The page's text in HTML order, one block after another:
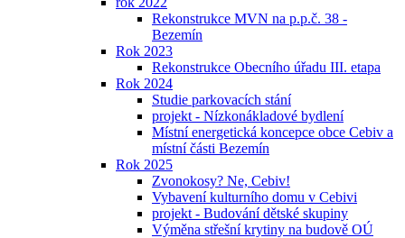
Rekonstrukce MVN na p.p.č. 38 -
Bezemín
Rok 2023
Rekonstrukce Obecního úřadu III. etapa
Rok 2024
Studie parkovacích stání
projekt - Nízkonákladové bydlení
Místní energetická koncepce obce Cebiv a
místní části Bezemín
Rok 2025
Zvonokosy? Ne, Cebiv!
Vybavení kulturního domu v Cebivi
projekt - Budování dětské skupiny
Výměna střešní krytiny na budově OÚ